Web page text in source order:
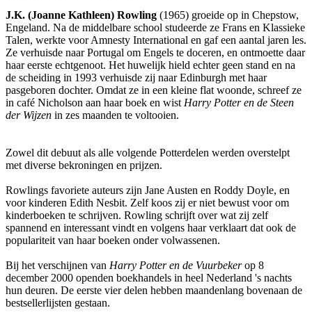
J.K. (Joanne Kathleen) Rowling (1965) groeide op in Chepstow,
Engeland. Na de middelbare school studeerde ze Frans en Klassieke
Talen, werkte voor Amnesty International en gaf een aantal jaren les.
Ze verhuisde naar Portugal om Engels te doceren, en ontmoette daar
haar eerste echtgenoot. Het huwelijk hield echter geen stand en na
de scheiding in 1993 verhuisde zij naar Edinburgh met haar
pasgeboren dochter. Omdat ze in een kleine flat woonde, schreef ze
in café Nicholson aan haar boek en wist Harry Potter en de Steen
der Wijzen in zes maanden te voltooien.
Zowel dit debuut als alle volgende Potterdelen werden overstelpt
met diverse bekroningen en prijzen.
Rowlings favoriete auteurs zijn Jane Austen en Roddy Doyle, en
voor kinderen Edith Nesbit. Zelf koos zij er niet bewust voor om
kinderboeken te schrijven. Rowling schrijft over wat zij zelf
spannend en interessant vindt en volgens haar verklaart dat ook de
populariteit van haar boeken onder volwassenen.
Bij het verschijnen van Harry Potter en de Vuurbekerop 8
december 2000 openden boekhandels in heel Nederland 's nachts
hun deuren. De eerste vier delen hebben maandenlang bovenaan de
bestsellerlijsten gestaan.